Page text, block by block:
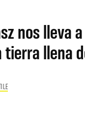
nos lleva
tierra llena